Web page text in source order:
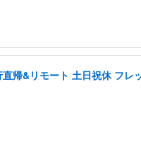
帰&リモート 土日祝休 フレ